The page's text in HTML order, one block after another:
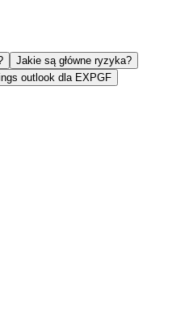
Jakie są główne ryzyka?
outlook dla EXPGF